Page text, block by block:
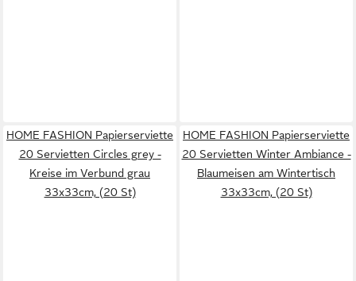
HOME FASHION Papierserviette
20 Servietten Circles grey -
Kreise im Verbund grau
33x33cm, (20 St)
HOME FASHION Papierserviette
20 Servietten Winter Ambiance -
Blaumeisen am Wintertisch
33x33cm, (20 St)